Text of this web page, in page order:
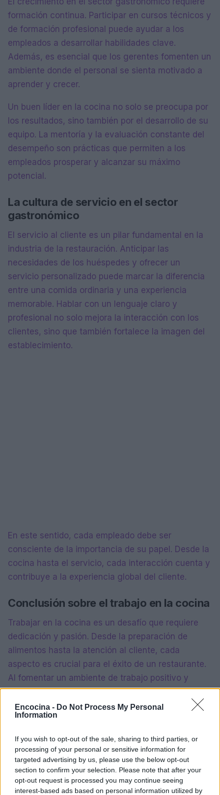
Encocina - Do Not Process My Personal
Information
If you wish to opt-out of the sale, sharing to third parties, or
processing of your personal or sensitive information for
targeted advertising by us, please use the below opt-out
section to confirm your selection. Please note that after your
opt-out request is processed you may continue seeing
interest-based ads based on personal information utilized by
formación continua. Participar en cursos técnicos y
de formación profesional puede ayudar a los
empleados a desarrollar habilidades clave.
Además, es esencial que los gerentes fomenten un
ambiente donde el personal se sienta motivado a
aprender y crecer.
Un buen líder en la cocina no solo se preocupa por
los resultados, sino también por el desarrollo de su
equipo. La mentoría y la evaluación constante del
desempeño son prácticas que permiten a los
empleados prosperar y alcanzar su máximo
potencial.
La cultura de servicio en el sector
gastronómico
El servicio al cliente es un pilar fundamental en la
industria de la restauración. Anticipar las
necesidades de los huéspedes y ofrecer un
servicio personalizado puede marcar la diferencia
entre una comida ordinaria y una experiencia
memorable. Hablar con un lenguaje claro y
profesional no solo mejora la interacción con los
clientes, sino que también fortalece la imagen del
establecimiento.
En este sentido, cada empleado debe ser
consciente de la importancia de su papel. Desde la
cocina hasta el servicio, cada interacción cuenta y
contribuye a la experiencia global del cliente.
Conclusión sobre el trabajo en la cocina
Trabajar en la cocina es un desafío que requiere
dedicación y pasión. Desde la preparación de
alimentos hasta la atención al cliente, cada
aspecto es crucial para el éxito de un restaurante.
Al fomentar un ambiente de trabajo positivo y
centrado en el aprendizaje, se puede crear un
equipo que no solo cumpla con las expectativas,
sino que las supere, creando así momentos
AUTOR
staff